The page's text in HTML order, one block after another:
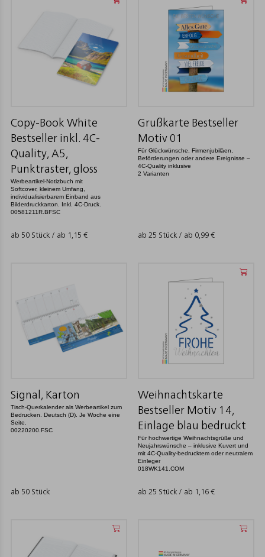
Copy-Book White
Bestseller inkl. 4C-
Quality, A5,
Punktraster, gloss
Werbeartikel-Notizbuch mit
Softcover, kleinem Umfang,
individualisierbarem Einband aus
Bilderdruckkarton. Inkl. 4C-Druck.
00581211R.BFSC
ab 50 Stück / ab 1,15 €
Grußkarte Bestseller
Motiv 01
Für Glückwünsche, Firmenjubiläen,
Beförderungen oder andere Ereignisse –
4C-Quality inklusive
2 Varianten
ab 25 Stück / ab 0,99 €
Signal, Karton
Tisch-Querkalender als Werbeartikel zum
Bedrucken. Deutsch (D). Je Woche eine
Seite.
00220200.FSC
ab 50 Stück
Weihnachtskarte
Bestseller Motiv 14,
Einlage blau bedruckt
Für hochwertige Weihnachtsgrüße und
Neujahrswünsche – inklusive Kuvert und
mit 4C-Quality-bedrucktem oder neutralem
Einleger
018WK141.COM
ab 25 Stück / ab 1,16 €